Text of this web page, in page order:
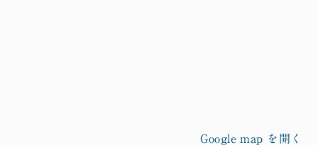
Google map を開く